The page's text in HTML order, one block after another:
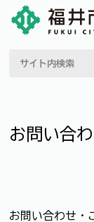
お問い合
お問い合わせ・